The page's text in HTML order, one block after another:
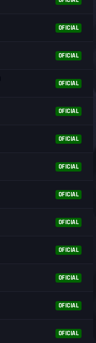
OFICIAL
OFICIAL
OFICIAL
OFICIAL
OFICIAL
OFICIAL
OFICIAL
OFICIAL
OFICIAL
OFICIAL
OFICIAL
OFICIAL